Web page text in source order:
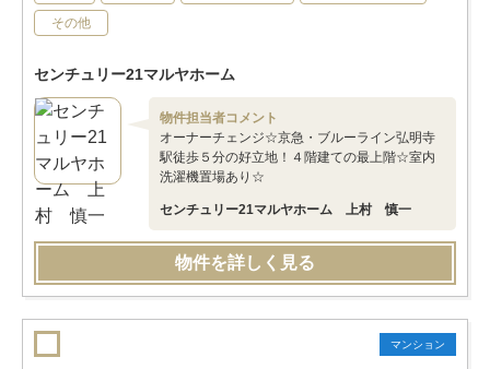
その他
センチュリー21マルヤホーム
物件担当者コメント
オーナーチェンジ☆京急・ブルーライン弘明寺
駅徒歩５分の好立地！４階建ての最上階☆室内
洗濯機置場あり☆
センチュリー21マルヤホーム 上村 慎一
物件を詳しく見る
マンション